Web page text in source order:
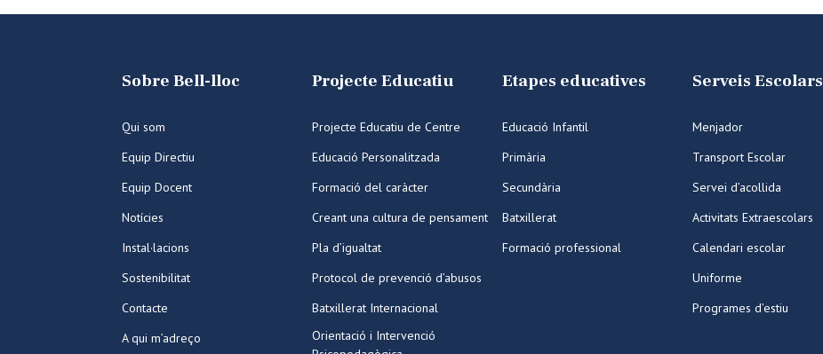
Sobre Bell-lloc
Qui som
Equip Directiu
Equip Docent
Notícies
Instal·lacions
Sostenibilitat
Contacte
A qui m’adreço
Projecte Educatiu
Projecte Educatiu de Centre
Educació Personalitzada
Formació del caràcter
Creant una cultura de pensament
Pla d’igualtat
Protocol de prevenció d’abusos
Batxillerat Internacional
Orientació i Intervenció
Etapes educatives
Educació Infantil
Primària
Secundària
Batxillerat
Formació professional
Serveis Escolars
Menjador
Transport Escolar
Servei d’acollida
Activitats Extraescolars
Calendari escolar
Uniforme
Programes d’estiu